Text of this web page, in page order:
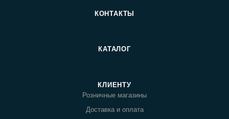
КОНТАКТЫ
КАТАЛОГ
КЛИЕНТУ
Розничные магазины
Доставка и оплата